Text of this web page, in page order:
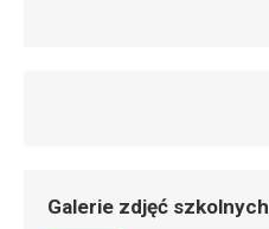
Galerie zdjęć szkolnych